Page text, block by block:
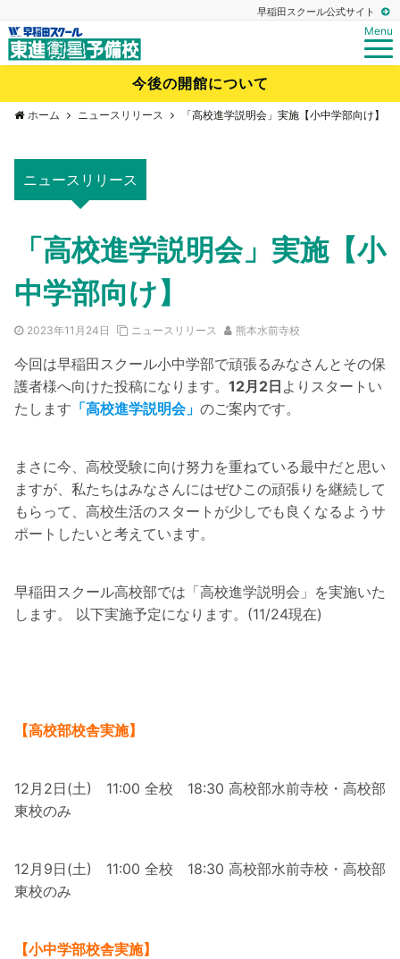
早稲田スクール公式サイト
Menu
今後の開館について
ホーム ニュースリリース 「高校進学説明会」実施【小中学部向け】
ニュースリリース
「高校進学説明会」実施【小
中学部向け】
2023年11月24日 ニュースリリース 熊本水前寺校
今回は早稲田スクール小中学部で頑張るみなさんとその保
護者様へ向けた投稿になります。 12月2日 よりスタートい
たします 「高校進学説明会」 のご案内です。
まさに今、高校受験に向け努力を重ねている最中だと思い
ますが、私たちはみなさんにはぜひこの頑張りを継続して
もらって、高校生活のスタートが少しでも良くなるようサ
ポートしたいと考えています。
早稲田スクール高校部では「高校進学説明会」を実施いた
します。 以下実施予定になります。(11/24現在)
【高校部校舎実施】
12月2日(土) 11:00 全校 18:30 高校部水前寺校・高校部
東校のみ
12月9日(土) 11:00 全校 18:30 高校部水前寺校・高校部
東校のみ
【小中学部校舎実施】